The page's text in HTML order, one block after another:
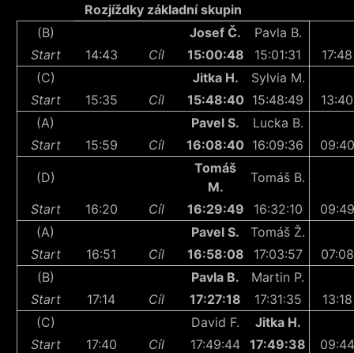
Rozjíždky základní skupin
(B)
Josef Č.
Pavla B.
Start
14:43 Cíl 15:00:48 15:01:31
17:48
(C)
Jitka H.
Sylvia M.
Start
15:35 Cíl 15:48:40 15:48:49
13:40
(A)
Pavel S.
Lucka B.
Start
15:59 Cíl 16:08:40 16:09:36 09:40
(D)
Tomáš
M.
Tomáš B.
Start
16:20 Cíl 16:29:49 16:32:10
09:49
(A)
Pavel S.
Tomáš Ž.
Start
16:51 Cíl 16:58:08 17:03:57
07:08
(B)
Pavla B.
Martin P.
Start
17:14 Cíl 17:27:18 17:31:35
13:18
(C)
David F.
Jitka H.
Start
17:40 Cíl 17:49:44 17:49:38 09:44